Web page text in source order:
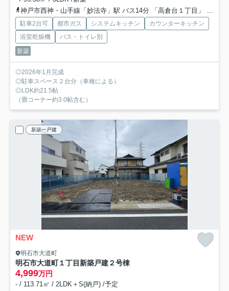
神戸市西神・山手線「妙法寺」駅 バス14分 「高倉台１丁目」 停歩4分
駐車2台可 都市ガス システムキッチン
カウンターキッチン
浴室乾燥機
バス・トイレ別
新築
◎2026年1月完成
◎駐車スペース２台分（車種による）
◎LDK約21.5帖
（畳コーナー約3.0帖含む）
新築一戸建
NEW
明石市大道町
明石市大道町１丁目新築戸建２号棟
4,999万円
- / 113.71㎡ / 2LDK＋S(納戸) /予定